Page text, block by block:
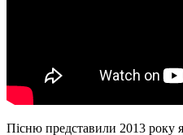
Пісню представили 2013 року